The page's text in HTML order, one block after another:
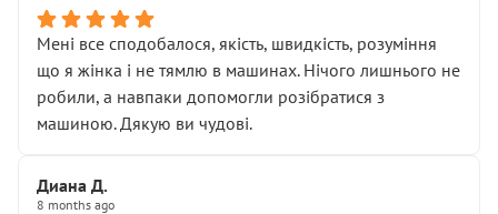
Мені все сподобалося, якість, швидкість, розуміння
що я жінка і не тямлю в машинах. Нічого лишнього не
робили, а навпаки допомогли розібратися з
машиною. Дякую ви чудові.
Диана Д.
8 months ago